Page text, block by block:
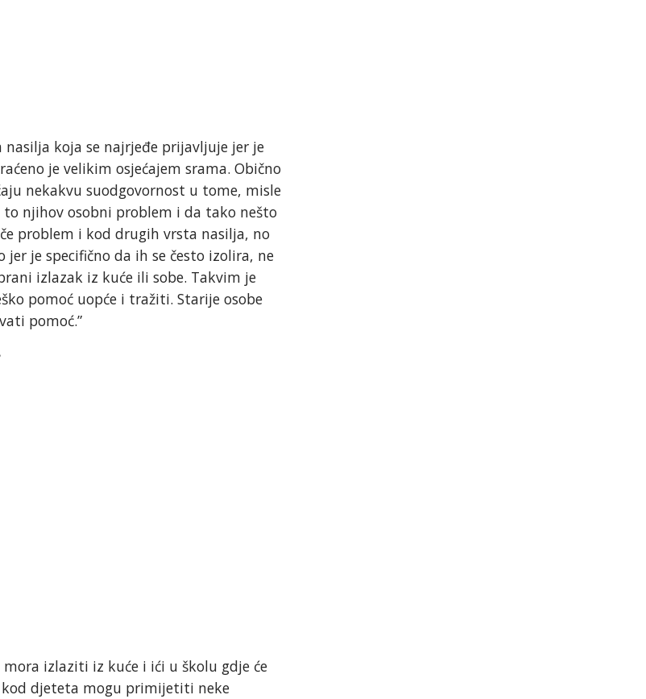
koja se najrjeđe prijavljuje jer je
je velikim osjećajem srama. Obično
nekakvu suodgovornost u tome, misle
njihov osobni problem i da tako nešto
problem i kod drugih vrsta nasilja, no
je specifično da ih se često izolira, ne
izlazak iz kuće ili sobe. Takvim je
pomoć uopće i tražiti. Starije osobe
pomoć.”
izlaziti iz kuće i ići u školu gdje će
djeteta mogu primijetiti neke